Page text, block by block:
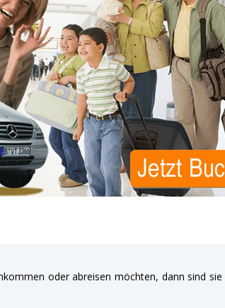
oder abreisen möchten, dann sind